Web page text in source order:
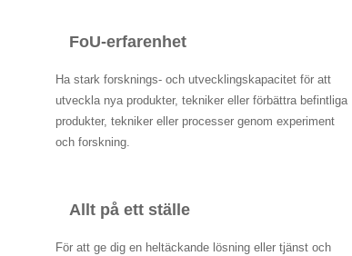
FoU-erfarenhet
Ha stark forsknings- och utvecklingskapacitet för att
utveckla nya produkter, tekniker eller förbättra befintliga
produkter, tekniker eller processer genom experiment
och forskning.
Allt på ett ställe
För att ge dig en heltäckande lösning eller tjänst och